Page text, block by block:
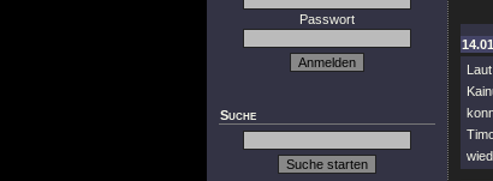
Passwort
Suche